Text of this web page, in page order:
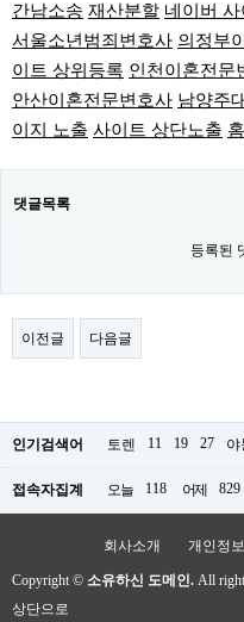
간남소송 재산분할 네이버
서울소년범죄변호사 의정부
이트 상위등록 인천이혼전문
안산이혼전문변호사 남양주
이지 노출 사이트 상단노출
댓글목록
등록된
이전글 다음글
인기검색어 토렌 11 19 27 야
접속자집계 오늘 118 어제 829
회사소개 개인정
Copyright © 소유하신 도메인. All
상단으로